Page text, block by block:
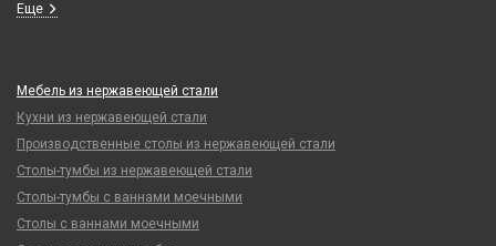
Еще
Мебель из нержавеющей стали
Кухни из нержавеющей стали
Производственные столы из нержавеющей стали
Столы-тумбы из нержавеющей стали
Столы-тумбы с ваннами моечными
Столы с ваннами моечными